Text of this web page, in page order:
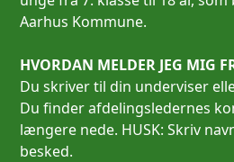
Aarhus Kommune.
HVORDAN MELDER JEG MIG
Du skriver til din underviser
Du finder afdelingsledernes
længere nede. HUSK: Skriv
besked.